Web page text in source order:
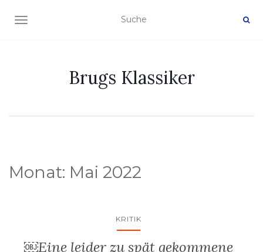
NAVIGATION EIN-/AUSSCHALTEN
Brugs Klassiker
Monat: Mai 2022
KRITIK
￼Eine leider zu spät gekommene